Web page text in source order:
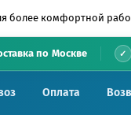
более комфортной
по Москве
Оплата